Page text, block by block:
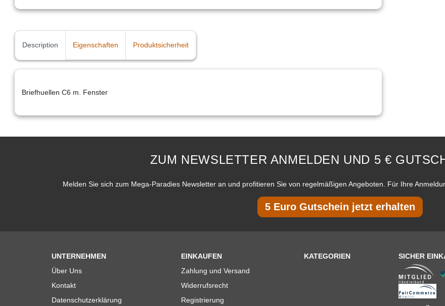
Description Eigenschaften Produktsicherheit
Briefhuellen C6 m. Fenster
ZUM NEWSLETTER ANMELDEN UND 5 €
Melden Sie sich zum Mega-Paradies Newsletter an und profitieren Sie von regelmäßigen Angeboten. Für Ihre
5 Euro Gutschein jetzt erhalten
UNTERNEHMEN
Über Uns
Kontakt
Datenschutzerklärung
EINKAUFEN
Zahlung und Versand
Widerrufsrecht
Registrierung
KATEGORIEN SICHER